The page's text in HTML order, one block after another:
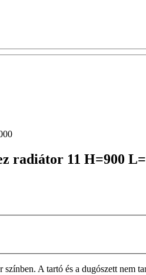
radiátor 11 H=900
A tartó és a dugószett nem